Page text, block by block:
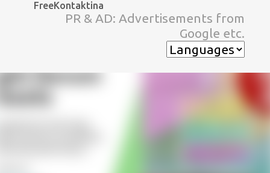
スキップしてメイン コンテンツに移動
FreeKontaktina
PR & AD: Advertisements from
Google etc.